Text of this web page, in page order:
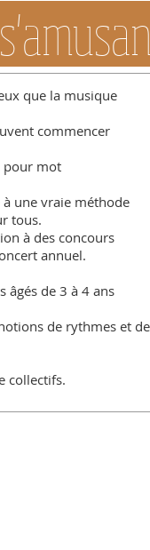
que la musique
commencer
pour mot
une vraie méthode
tous.
à des concours
annuel.
âgés de 3 à 4 ans
de rythmes et de
collectifs.